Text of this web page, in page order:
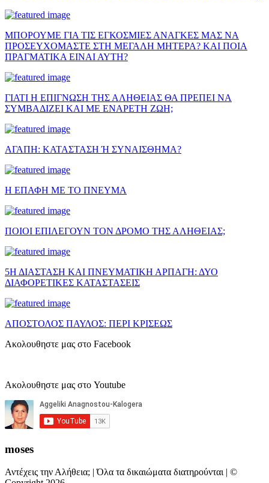
ΜΠΟΡΟΥΜΕ ΓΙΑ ΤΙΣ ΕΓΚΟΣΜΙΕΣ ΑΝΑΓΚΕΣ ΜΑΣ ΝΑ
ΠΡΟΣΕΥΧΟΜΑΣΤΕ ΣΤΗ ΜΕΓΑΛΗ ΜΗΤΕΡΑ? ΚΑΙ ΠΟΙΑ
ΠΡΑΓΜΑΤΙΚΑ ΕΙΝΑΙ ΑΥΤΗ?
ΓΙΑΤΙ Η ΕΠΙΓΝΩΣΗ ΤΗΣ ΑΛΗΘΕΙΑΣ ΘΑ ΠΡΕΠΕΙ ΝΑ
ΣΥΜΒΑΔΙΖΕΙ ΚΑΙ ΜΕ ΕΝΑΡΕΤΗ ΖΩΗ;
ΑΓΑΠΗ: ΚΑΤΑΣΤΑΣΗ Ή ΣΥΝΑΙΣΘΗΜΑ?
Η ΕΠΑΦΗ ΜΕ ΤΟ ΠΝΕΥΜΑ
ΠΟΙΟΙ ΕΠΙΛΕΓΟΥΝ ΤΟΝ ΔΡΟΜΟ ΤΗΣ ΑΛΗΘΕΙΑΣ;
5Η ΔΙΑΣΤΑΣΗ ΚΑΙ ΠΝΕΥΜΑΤΙΚΗ ΑΡΠΑΓΗ: ΔΥΟ
ΔΙΑΦΟΡΕΤΙΚΕΣ ΚΑΤΑΣΤΑΣΕΙΣ
ΑΠΟΣΤΟΛΟΣ ΠΑΥΛΟΣ: ΠΕΡΙ ΚΡΙΣΕΩΣ
Ακολουθηστε μας στο Facebook
Ακολουθηστε μας στο Youtube
moses
Αντέχεις την Αλήθεια; | Όλα τα δικαιώματα διατηρούνται | ©